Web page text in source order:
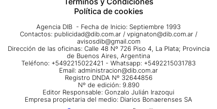
Política de cookies
Agencia DIB - Fecha de Inicio: Septiembre 1993
Contactos: publicidad@dib.com.ar / vpignaton@dib.com.ar /
avisosdib@gmail.com
Dirección de las oficinas: Calle 48 Nº 726 Piso 4, La Plata; Provincia
de Buenos Aires, Argentina
Teléfono: +5492215022421 - Whatsapp: +5492215031783
Email: administracion@dib.com.ar
Registro DNDA Nº 32644856
Nº de edición: 9.890
Editor Responsable: Gonzalo Julián Irazoqui
Empresa propietaria del medio: Diarios Bonaerenses SA